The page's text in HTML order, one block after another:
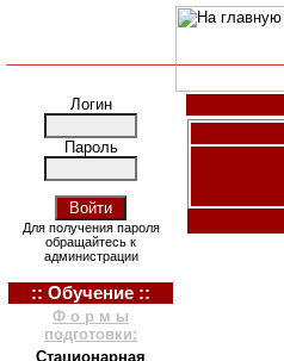
Логин
Пароль
Для получения пароля
обращайтесь к
администрации
:: Обучение ::
Ф о р м ы
подготовки:
Стационарная